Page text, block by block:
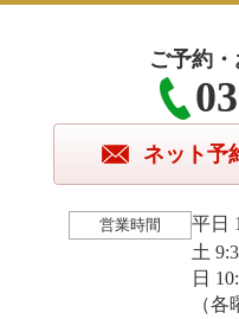
ご予約
ネット予
営業時間
平日
土
日
（